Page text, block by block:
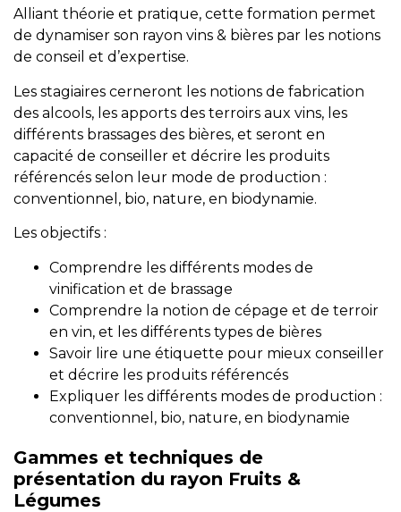
Alliant théorie et pratique, cette formation permet
de dynamiser son rayon vins & bières par les notions
de conseil et d’expertise.
Les stagiaires cerneront les notions de fabrication
des alcools, les apports des terroirs aux vins, les
différents brassages des bières, et seront en
capacité de conseiller et décrire les produits
référencés selon leur mode de production :
conventionnel, bio, nature, en biodynamie.
Les objectifs :
Comprendre les différents modes de
vinification et de brassage
Comprendre la notion de cépage et de terroir
en vin, et les différents types de bières
Savoir lire une étiquette pour mieux conseiller
et décrire les produits référencés
Expliquer les différents modes de production :
conventionnel, bio, nature, en biodynamie
Gammes et techniques de
présentation du rayon Fruits &
Légumes